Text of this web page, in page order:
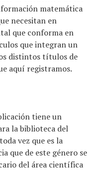
matemática
necesitan en
que conforma en
que integran un
distintos títulos de
aquí registramos.
tiene un
la biblioteca del
vez que es la
que de este género se
del área científica